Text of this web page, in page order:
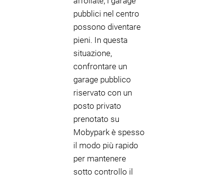
pubblici nel centro
possono diventare
pieni. In questa
situazione,
confrontare un
garage pubblico
riservato con un
posto privato
prenotato su
Mobypark è spesso
il modo più rapido
per mantenere
sotto controllo il